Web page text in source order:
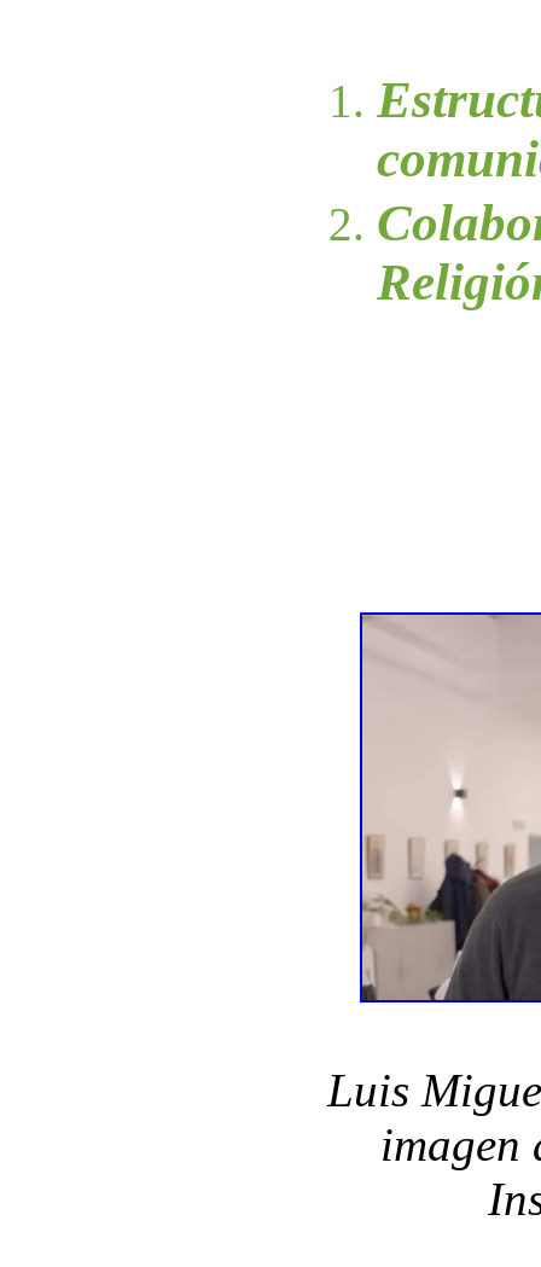
Luis
imagen